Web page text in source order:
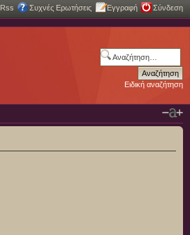
Rss Συχνές Ερωτήσεις Εγγραφή Σύνδεση
Ειδική αναζήτηση